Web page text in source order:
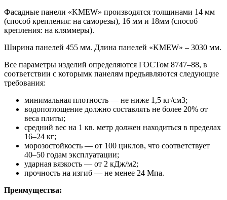
Фасадные панели «KMEW» производятся толщинами 14 мм
(способ крепления: на саморезы), 16 мм и 18мм (способ
крепления: на кляммеры).
Ширина панелей 455 мм. Длина панелей «KMEW» – 3030 мм.
Все параметры изделий определяются ГОСТом 8747–88, в
соответствии с которымк панелям предъявляются следующие
требования:
минимальная плотность — не ниже 1,5 кг/см3;
водопоглощение должно составлять не более 20% от
веса плиты;
средний вес на 1 кв. метр должен находиться в пределах
16–24 кг;
морозостойкость — от 100 циклов, что соответствует
40–50 годам эксплуатации;
ударная вязкость — от 2 кДж/м2;
прочность на изгиб — не менее 24 Мпа.
Преимущества: